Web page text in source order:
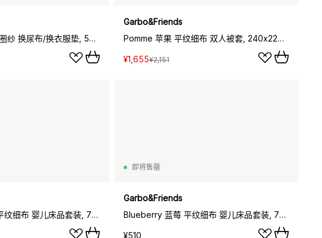
Poppy 小玫瑰 圈圈纱 换尿布/换衣服垫, 50x70x15cm
Garbo&Friends
Pomme 苹果 平纹细布 双人被套, 240x220cm
¥1,655¥2,151
Bluebell 蓝铃花 平纹细布 婴儿床品套装, 70x100cm_40x45cm
即将售罄
Garbo&Friends
Blueberry 蓝莓 平纹细布 婴儿床品套装, 70x100cm_40x45cm
¥510